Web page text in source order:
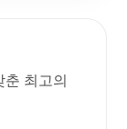
최고의